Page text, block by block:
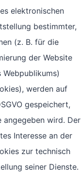
elektronischen
bestimmter,
(z. B. für die
der Website
werden auf
gespeichert,
angegeben wird. Der
Interesse an der
zur technisch
seiner Dienste.